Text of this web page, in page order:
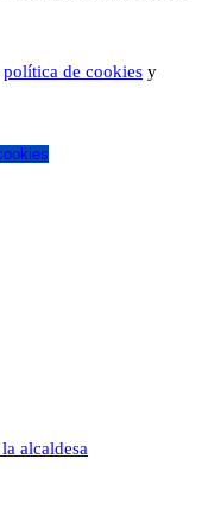
política de cookies y
alcaldesa